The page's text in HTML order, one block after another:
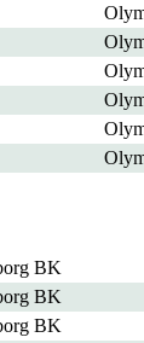
BK
BK
BK